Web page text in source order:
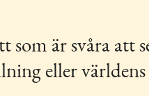
som är svåra att
eller världens